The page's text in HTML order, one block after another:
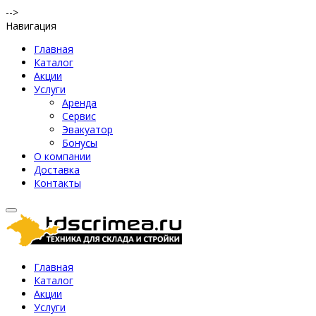
-->
Навигация
Главная
Каталог
Акции
Услуги
Аренда
Сервис
Эвакуатор
Бонусы
О компании
Доставка
Контакты
Главная
Каталог
Акции
Услуги